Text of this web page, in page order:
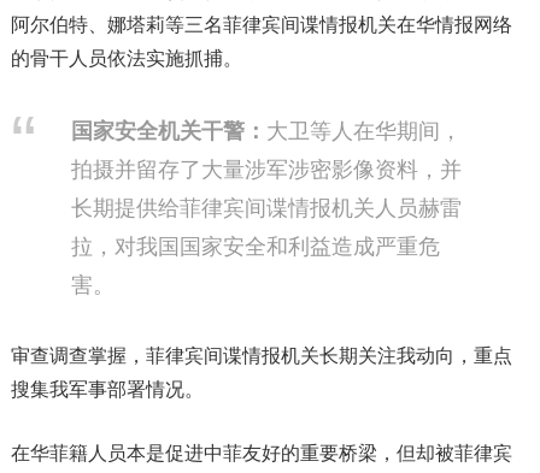
阿尔伯特、娜塔莉等三名菲律宾间谍情报机关在华情报网络
的骨干人员依法实施抓捕。
国家安全机关干警： 大卫等人在华期间，
拍摄并留存了大量涉军涉密影像资料，并
长期提供给菲律宾间谍情报机关人员赫雷
拉，对我国国家安全和利益造成严重危
害。
审查调查掌握，菲律宾间谍情报机关长期关注我动向，重点
搜集我军事部署情况。
在华菲籍人员本是促进中菲友好的重要桥梁，但却被菲律宾